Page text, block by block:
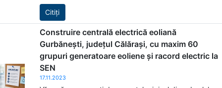
Citiți
Construire centrală electrică eoliană
Gurbănești, județul Călărași, cu maxim 60
grupuri generatoare eoliene și racord electric la
SEN
17.11.2023